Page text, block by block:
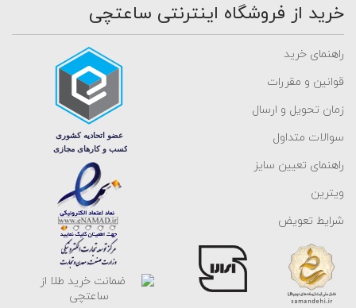
خرید از فروشگاه اینترنتی ساعتچی
راهنمای خرید
قوانین و مقررات
زمان تحویل و ارسال
سوالات متداول
راهنمای تعیین سایز
ویترین
شرایط تعویض